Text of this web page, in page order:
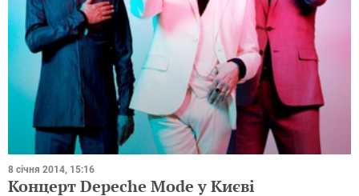
8 січня 2014, 15:16
Концерт Depeche Mode у Києві